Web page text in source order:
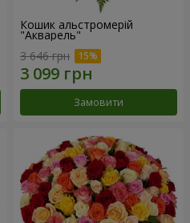
Кошик альстромерій
"Акварель"
3 646 грн
Замовити